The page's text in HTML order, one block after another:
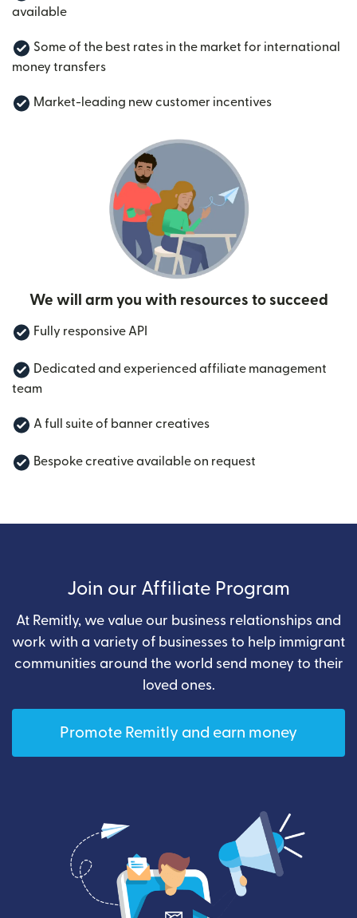
available
Some of the best rates in the market for international
money transfers
Market-leading new customer incentives
We will arm you with resources to succeed
Fully responsive API
Dedicated and experienced affiliate management
team
A full suite of banner creatives
Bespoke creative available on request
Join our Affiliate Program
At Remitly, we value our business relationships and
work with a variety of businesses to help immigrant
communities around the world send money to their
loved ones.
Promote Remitly and earn money